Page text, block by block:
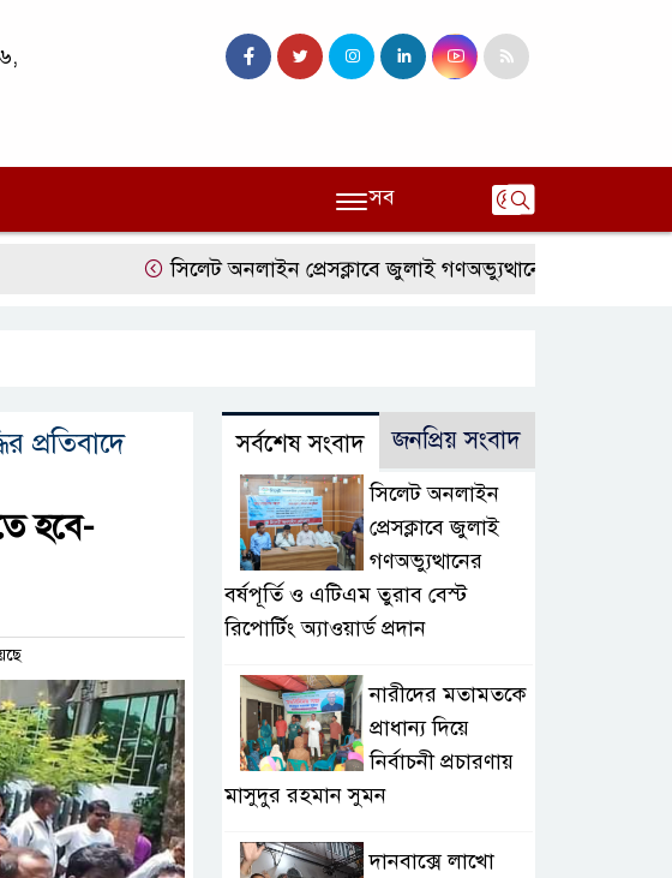
সব
সিলেট অনলাইন প্রেসক্লাবে জুলাই গণঅভ্যুত্থানের বর্ষপূর্তি ও এটিএম
প্রতিবাদে
হবে-
সর্বশেষ সংবাদ জনপ্রিয় সংবাদ
সিলেট অনলাইন
প্রেসক্লাবে জুলাই
গণঅভ্যুত্থানের
বর্ষপূর্তি ও এটিএম তুরাব বেস্ট
রিপোর্টিং অ্যাওয়ার্ড প্রদান
নারীদের মতামতকে
প্রাধান্য দিয়ে
নির্বাচনী প্রচারণায়
মাসুদুর রহমান সুমন
দানবাক্সে লাখো